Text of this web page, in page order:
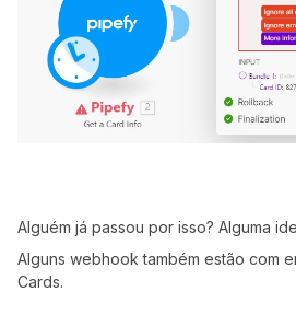
Alguém já passou por isso? Alguma
Alguns webhook também estão com
Cards.